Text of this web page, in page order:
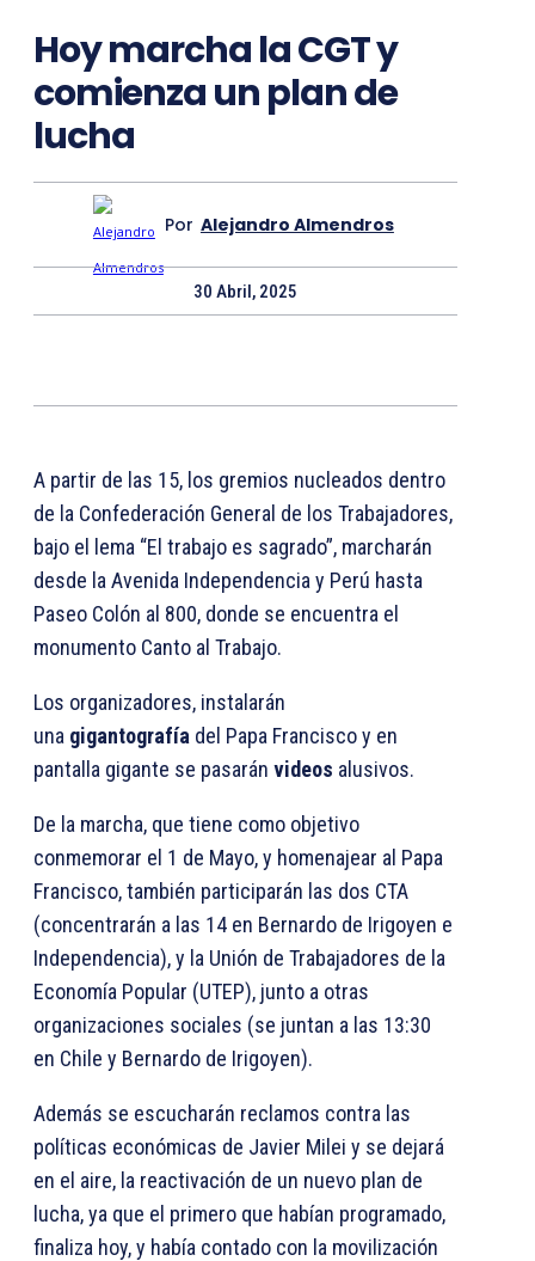
Hoy marcha la CGT y
comienza un plan de
lucha
Por Alejandro Almendros
30 Abril, 2025
A partir de las 15, los gremios nucleados dentro
de la Confederación General de los Trabajadores,
bajo el lema “El trabajo es sagrado”, marcharán
desde la Avenida Independencia y Perú hasta
Paseo Colón al 800, donde se encuentra el
monumento Canto al Trabajo.
Los organizadores, instalarán
una gigantografía del Papa Francisco y en
pantalla gigante se pasarán videos alusivos.
De la marcha, que tiene como objetivo
conmemorar el 1 de Mayo, y homenajear al Papa
Francisco, también participarán las dos CTA
(concentrarán a las 14 en Bernardo de Irigoyen e
Independencia), y la Unión de Trabajadores de la
Economía Popular (UTEP), junto a otras
organizaciones sociales (se juntan a las 13:30
en Chile y Bernardo de Irigoyen).
Además se escucharán reclamos contra las
políticas económicas de Javier Milei y se dejará
en el aire, la reactivación de un nuevo plan de
lucha, ya que el primero que habían programado,
finaliza hoy, y había contado con la movilización